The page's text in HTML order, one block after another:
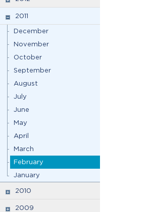
2011
December
November
October
September
August
July
June
May
April
March
February
January
2010
2009